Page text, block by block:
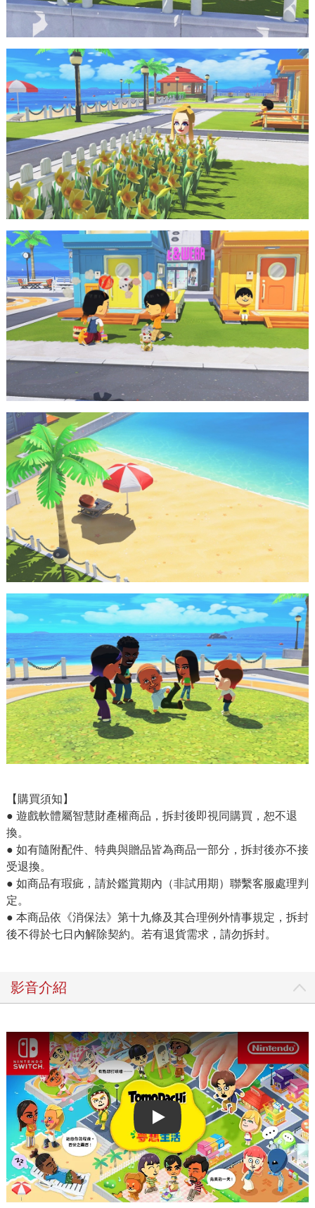
【購買須知】
● 遊戲軟體屬智慧財產權商品，拆封後即視同購買，恕不退
換。
● 如有隨附配件、特典與贈品皆為商品一部分，拆封後亦不接
受退換。
● 如商品有瑕疵，請於鑑賞期內（非試用期）聯繫客服處理判
定。
● 本商品依《消保法》第十九條及其合理例外情事規定，拆封
後不得於七日內解除契約。若有退貨需求，請勿拆封。
影音介紹
Play video